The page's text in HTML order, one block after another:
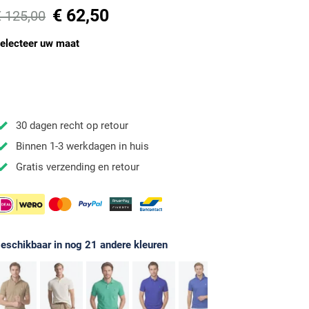
125,00 € 62,50
uw maat
30 dagen recht op retour
Binnen 1-3 werkdagen in huis
Gratis verzending en retour
in nog 21 andere kleuren